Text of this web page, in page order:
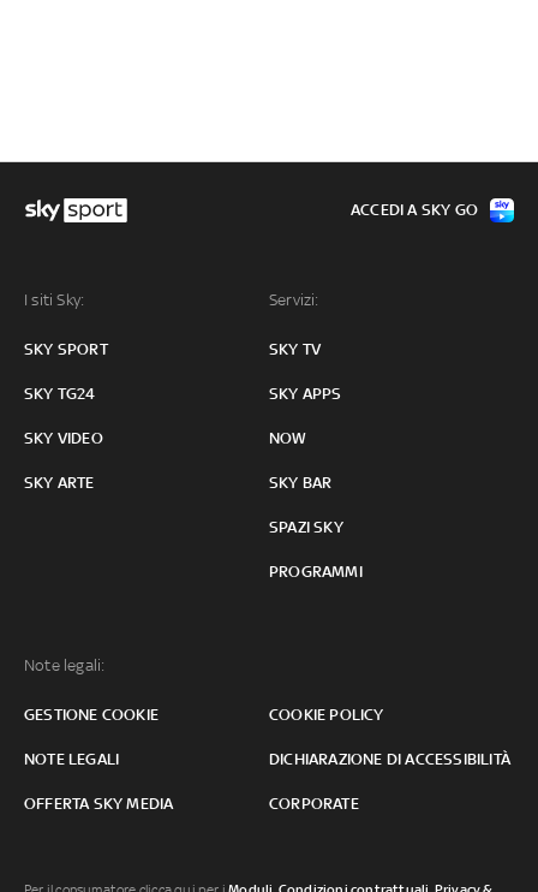
I siti Sky:
SKY SPORT
SKY TG24
SKY VIDEO
SKY ARTE
Servizi:
SKY TV
SKY APPS
NOW
SKY BAR
SPAZI SKY
PROGRAMMI
Note legali:
GESTIONE COOKIE COOKIE POLICY
NOTE LEGALI DICHIARAZIONE DI ACCESSIBILITÀ
OFFERTA SKY MEDIA CORPORATE
ACCEDI A SKY GO